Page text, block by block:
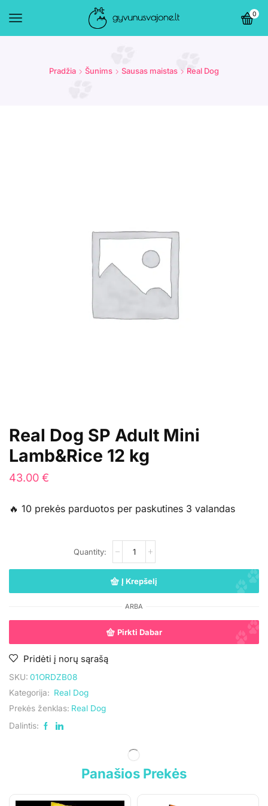
0
Pradžia Šunims Sausas maistas Real Dog
Real Dog SP Adult Mini
Lamb&Rice 12 kg
43.00 €
🔥 10 prekės parduotos per paskutines 3 valandas
Į Krepšelį
ARBA
Pirkti Dabar
Pridėti į norų sąrašą
SKU: 01ORDZB08
Kategorija: Real Dog
Prekės ženklas: Real Dog
Dalintis:
Panašios Prekės
UAB „Andruma”
Įmonės kodas: 306308303
PVM mokėtojo kodas: LT100017892614
aumiaumaistas@gmail.com
Parduotuvė
Pristatymo sąlygos